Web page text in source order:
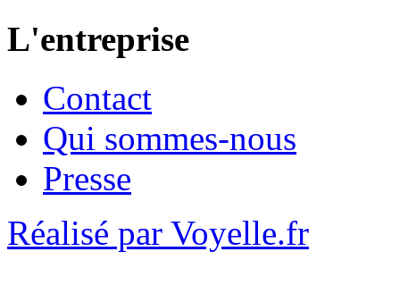
L'entreprise
Contact
Qui sommes-nous
Presse
Réalisé par Voyelle.fr